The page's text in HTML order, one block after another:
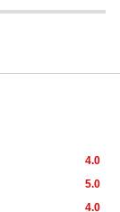
4.0
5.0
4.0